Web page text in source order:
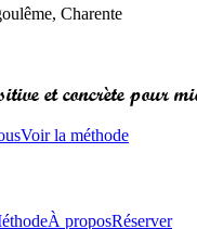
Charente
et concrète pour
Voir la méthode
À proposRéserver